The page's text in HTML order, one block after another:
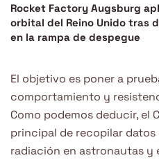
Rocket Factory Augsburg
orbital del Reino Unido tras
en la rampa de despegue
El objetivo es poner a
comportamiento y
Como podemos deducir, el
principal de recopilar
radiación en astronautas y